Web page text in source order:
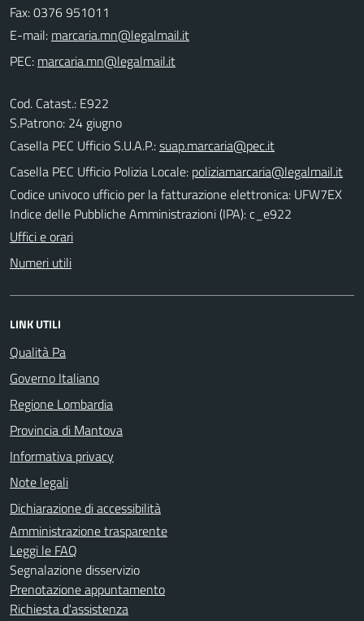
Fax: 0376 951011
E-mail:
PEC:
Cod. Catast.: E922
S.Patrono: 24 giugno
Casella PEC Ufficio S.U.A.P.:suap.marcaria@pec.it
Casella PEC Ufficio Polizia Locale: poliziamarcaria@legalmail.it
Codice univoco ufficio per la fatturazione elettronica: UFW7EX
Indice delle Pubbliche Amministrazioni (IPA): c_e922
Uffici e orari
Numeri utili
LINK UTILI
Qualità Pa
Governo Italiano
Regione Lombardia
Provincia di Mantova
Informativa privacy
Note legali
Dichiarazione di accessibilità
Amministrazione trasparente
Leggi le FAQ
Segnalazione disservizio
Prenotazione appuntamento
Richiesta d'assistenza